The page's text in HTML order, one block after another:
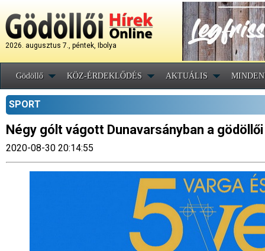
2026. augusztus 7., péntek, Ibolya
Gödöllő KÖZ-ÉRDEKLŐDÉS AKTUÁLIS
SPORT
Négy gólt vágott Dunavarsányban a
2020-08-30 20:14:55